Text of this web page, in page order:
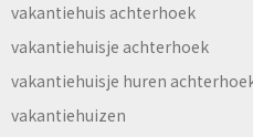
vakantiehuis achterhoek
vakantiehuisje achterhoek
vakantiehuisje huren
vakantiehuizen